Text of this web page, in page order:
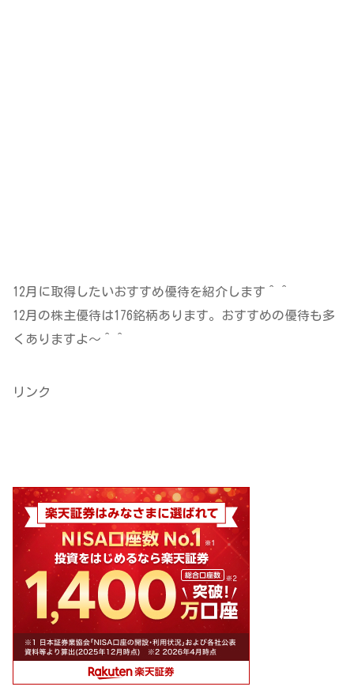
12月に取得したいおすすめ優待を紹介します＾＾
12月の株主優待は176銘柄あります。おすすめの優待も多
くありますよ～＾＾
リンク